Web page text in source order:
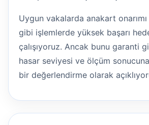
Uygun vakalarda anakart onarımı
gibi işlemlerde yüksek başarı
çalışıyoruz. Ancak bunu garanti
hasar seviyesi ve ölçüm
bir değerlendirme olarak